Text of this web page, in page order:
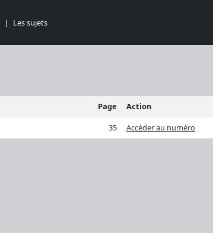
| Les sujets
Page
Action
35 Accéder au numéro